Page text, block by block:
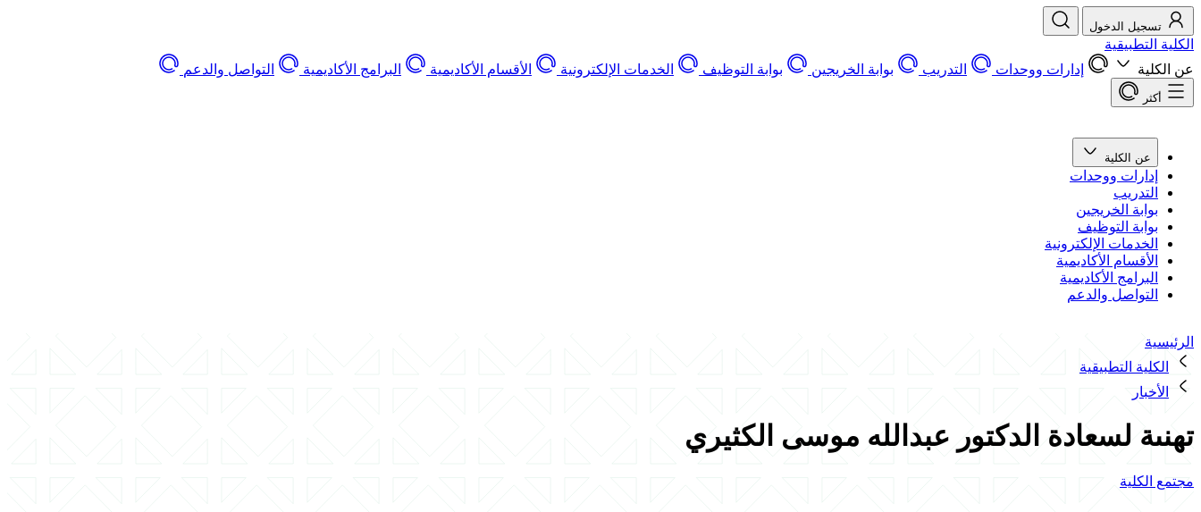
تسجيل الدخول
الكلية التطبيقية
عن الكلية
إدارات ووحدات التدريب بوابة الخريجين بوابة التوظيف الخدمات الإلكترونية الأقسام الأكاديمية البرامج الأكاديمية التواصل والدعم
أكثر
عن الكلية
إدارات ووحدات
التدريب
بوابة الخريجين
بوابة التوظيف
الخدمات الإلكترونية
الأقسام الأكاديمية
البرامج الأكاديمية
التواصل والدعم
الرئيسية
الكلية التطبيقية
الأخبار
تهنىة لسعادة الدكتور عبدالله موسى الكثيري
مجتمع الكلية